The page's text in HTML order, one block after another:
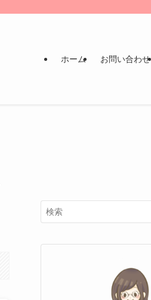
ホーム お問い合わせ